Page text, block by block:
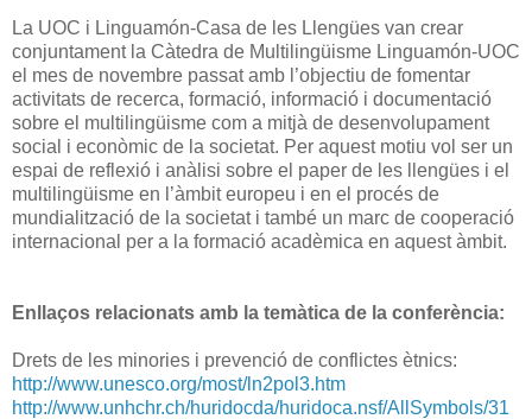
La UOC i Linguamón-Casa de les Llengües van crear
conjuntament la Càtedra de Multilingüisme Linguamón-UOC
el mes de novembre passat amb l’objectiu de fomentar
activitats de recerca, formació, informació i documentació
sobre el multilingüisme com a mitjà de desenvolupament
social i econòmic de la societat. Per aquest motiu vol ser un
espai de reflexió i anàlisi sobre el paper de les llengües i el
multilingüisme en l’àmbit europeu i en el procés de
mundialització de la societat i també un marc de cooperació
internacional per a la formació acadèmica en aquest àmbit.
Enllaços relacionats amb la temàtica de la conferència:
Drets de les minories i prevenció de conflictes ètnics:
http://www.unesco.org/most/ln2pol3.htm
http://www.unhchr.ch/huridocda/huridoca.nsf/AllSymbols/31